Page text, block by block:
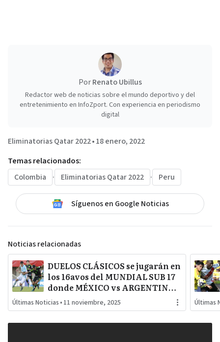
PorRenato Ubillus
Redactor web de noticias sobre el mundo deportivo y del
entretenimiento en InfoZport. Con experiencia en periodismo
digital
Eliminatorias Qatar 2022•18 enero, 2022
Temas relacionados:
Colombia
· Eliminatorias Qatar 2022 · Peru
Síguenos en Google Noticias
Noticias relacionadas
DUELOS CLÁSICOS se jugarán en
los 16avos del MUNDIAL SUB 17
donde MÉXICO vs ARGENTINA;
FRANCIA vs COLOMBIA, BRASIL
vs PARAGUAY y PORTUGAL vs
BÉLGICA
Últimas Noticias • 11 noviembre, 2025 Últimas